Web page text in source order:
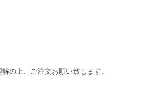
の上、ご注文お願い致します。